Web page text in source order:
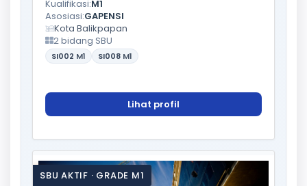
Kualifikasi:M1
Asosiasi:GAPENSI
Kota Balikpapan
2 bidang SBU
SI002 M1 SI008 M1
Lihat profil
SBU AKTIF · GRADE M1